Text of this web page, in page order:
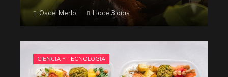
Oscel Merlo Hace 3 días
CIENCIA Y TECNOLOGÍA